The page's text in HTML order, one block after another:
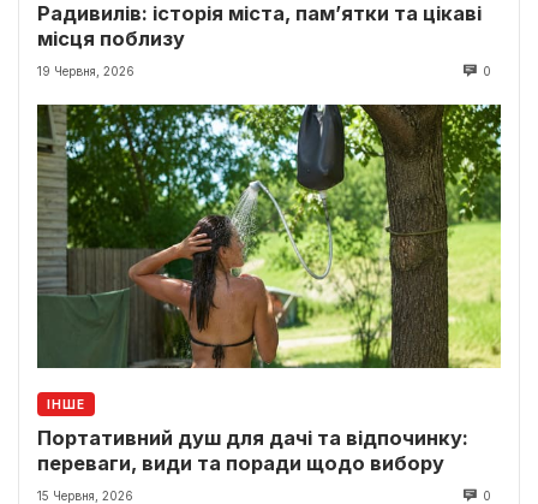
Радивилів: історія міста, пам’ятки та цікаві
місця поблизу
19 Червня, 2026 0
ІНШЕ
Портативний душ для дачі та відпочинку:
переваги, види та поради щодо вибору
15 Червня, 2026 0